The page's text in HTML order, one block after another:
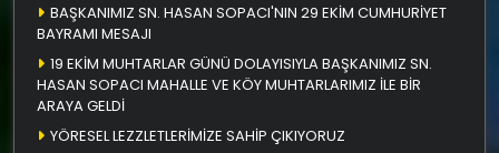
BAŞKANIMIZ SN. HASAN SOPACI'NIN 29 EKİM CUMHURİYET
BAYRAMI MESAJI
19 EKİM MUHTARLAR GÜNÜ DOLAYISIYLA BAŞKANIMIZ SN.
HASAN SOPACI MAHALLE VE KÖY MUHTARLARIMIZ İLE BİR
ARAYA GELDİ
YÖRESEL LEZZLETLERİMİZE SAHİP ÇIKIYORUZ